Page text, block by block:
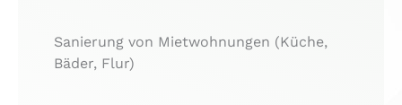
Sanierung von Mietwohnungen (Küche,
Bäder, Flur)